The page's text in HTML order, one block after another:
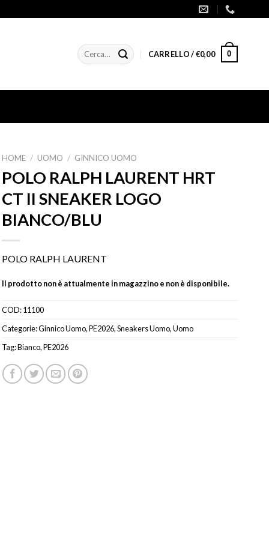
Cerca: CARRELLO /€0,00 0
HOME / UOMO / GINNICO UOMO
POLO RALPH LAURENT HRT
CT II SNEAKER LOGO
BIANCO/BLU
POLO RALPH LAURENT
Il prodotto non è attualmente in magazzino e non è disponibile.
COD:11100
Categorie:Ginnico Uomo,PE2026,Sneakers Uomo,Uomo
Tag:Bianco,PE2026